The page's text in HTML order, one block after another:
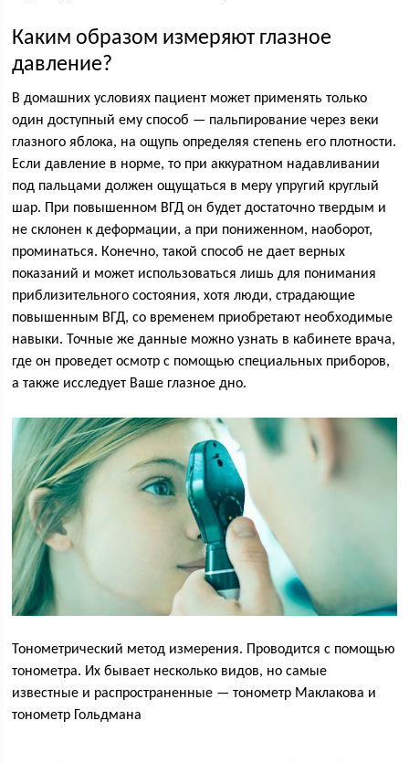
Каким образом измеряют глазное
давление?
В домашних условиях пациент может применять только
один доступный ему способ — пальпирование через веки
глазного яблока, на ощупь определяя степень его плотности.
Если давление в норме, то при аккуратном надавливании
под пальцами должен ощущаться в меру упругий круглый
шар. При повышенном ВГД он будет достаточно твердым и
не склонен к деформации, а при пониженном, наоборот,
проминаться. Конечно, такой способ не дает верных
показаний и может использоваться лишь для понимания
приблизительного состояния, хотя люди, страдающие
повышенным ВГД, со временем приобретают необходимые
навыки. Точные же данные можно узнать в кабинете врача,
где он проведет осмотр с помощью специальных приборов,
а также исследует Ваше глазное дно.
Тонометрический метод измерения. Проводится с помощью
тонометра. Их бывает несколько видов, но самые
известные и распространенные — тонометр Маклакова и
тонометр Гольдмана